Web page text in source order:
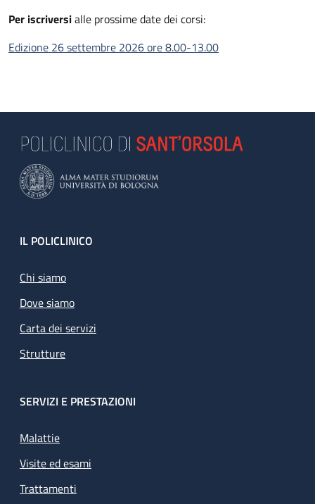
Per iscriversialle prossime date dei corsi:
Edizione 26 settembre 2026 ore 8.00-13.00
Footer
IL POLICLINICO
Chi siamo
Dove siamo
Carta dei servizi
Strutture
SERVIZI E PRESTAZIONI
Malattie
Visite ed esami
Trattamenti